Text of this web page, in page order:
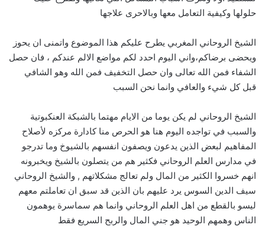
حلولها وكيفية التعامل معها وبالاحرى علاجها
الشيخ الروحاني المغربي يطرح عليكم هذا الموضوع واتمنى ان يحوز
ويحضى برضاكم،واني اليوم احدد لكم مواضع الالم عندكم ، فان حصل
الشفاء فمن الله تعالى وان حصل التخفيف فمن الله وهو الشافي
قبل كل شيء والعافي وانما نحن السبب
الشيخ الروحاني لم يكن يوما من الايام مهتما بالشبكة العنكبوتية
والسبب في تواجده اليوم هنا هو الحرص منا كادارة مركزه لأصلاح
المفاهيم لبعض الذين يدعون ويصفون انفسهم بالشيوخ وما تدرجو
في مدارس العلم الروحاني فكثير هم من يتصلون بالشيخ ويخبرونه
انهم خسروا الكثير من المال ولم تعالج مشكلاتهم , والشيخ الروحاني
سيف الدين السوس يرد عليهم بان الذين قد سبق ان تعاملتم معهم
ليسو بالقطع من اهل العلم الروحاني وانما هم سماسرة يوهمون
الناس وهمهم الوحيد هو جني المال والربح السريع فقط